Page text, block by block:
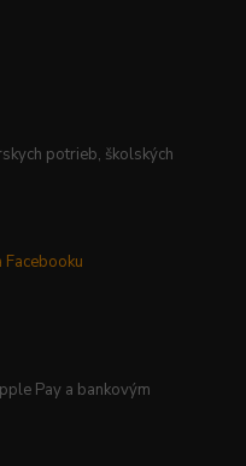
potrieb, školských
Pay a bankovým